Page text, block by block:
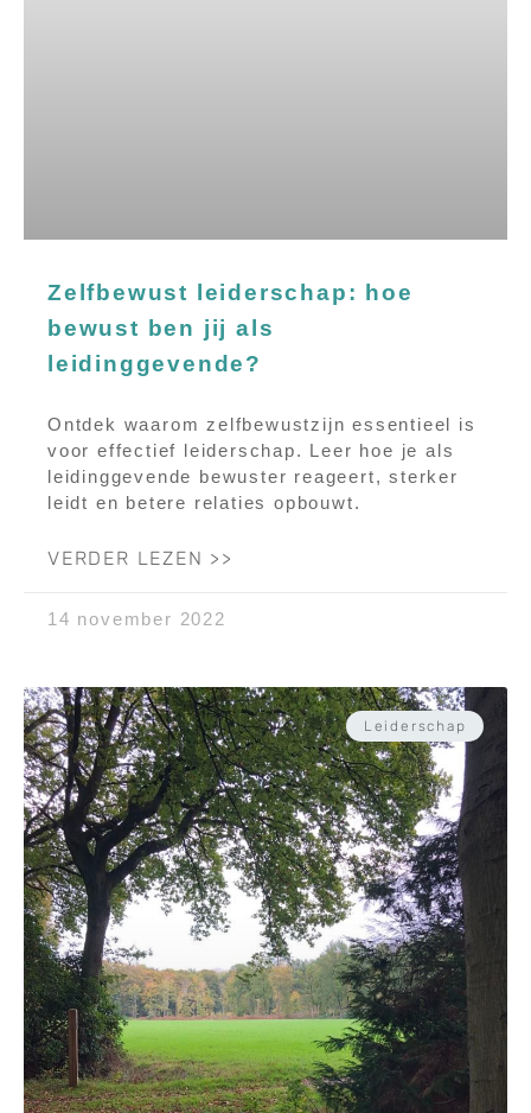
Zelfbewust leiderschap: hoe
bewust ben jij als
leidinggevende?
Ontdek waarom zelfbewustzijn essentieel is
voor effectief leiderschap. Leer hoe je als
leidinggevende bewuster reageert, sterker
leidt en betere relaties opbouwt.
VERDER LEZEN >>
14 november 2022
Leiderschap